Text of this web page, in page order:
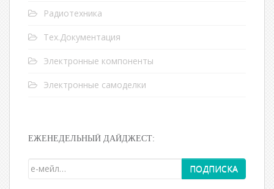
Радиотехника
Тех.Документация
Электронные компоненты
Электронные самоделки
ЕЖЕНЕДЕЛЬНЫЙ ДАЙДЖЕСТ: